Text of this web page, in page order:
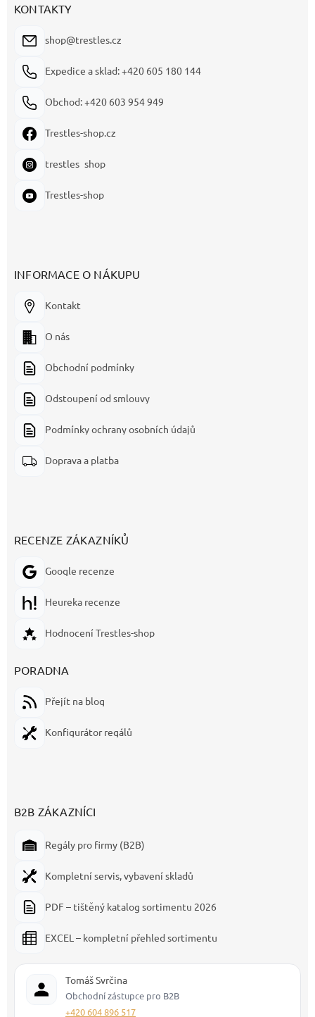
KONTAKTY
shop@trestles.cz
Expedice a sklad: +420 605 180 144
Obchod: +420 603 954 949
Trestles-shop.cz
trestles_shop
Trestles-shop
INFORMACE O NÁKUPU
Kontakt
O nás
Obchodní podmínky
Odstoupení od smlouvy
Podmínky ochrany osobních údajů
Doprava a platba
RECENZE ZÁKAZNÍKŮ
Google recenze
Heureka recenze
Hodnocení Trestles-shop
PORADNA
Přejít na blog
Konfigurátor regálů
B2B ZÁKAZNÍCI
Regály pro firmy (B2B)
Kompletní servis, vybavení skladů
PDF – tištěný katalog sortimentu 2026
EXCEL – kompletní přehled sortimentu
Tomáš Svrčina
Obchodní zástupce pro B2B
+420 604 896 517